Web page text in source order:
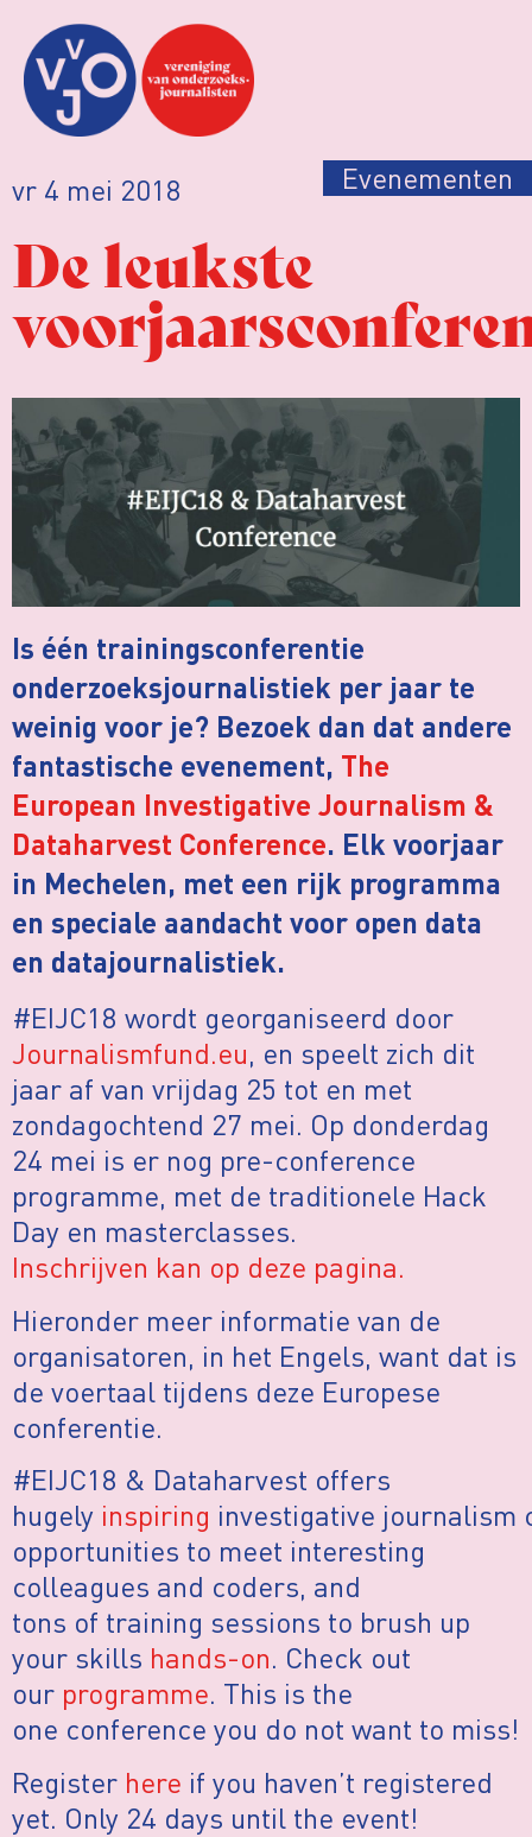
vr 4 mei 2018 Evenementen
De leukste
Is één trainingsconferentie
onderzoeksjournalistiek per jaar te
weinig voor je? Bezoek dan dat andere
fantastische evenement, The
European Investigative Journalism &
Dataharvest Conference. Elk voorjaar
in Mechelen, met een rijk programma
en speciale aandacht voor open data
en datajournalistiek.
#EIJC18 wordt georganiseerd door
Journalismfund.eu, en speelt zich dit
jaar af van vrijdag 25 tot en met
zondagochtend 27 mei. Op donderdag
24 mei is er nog pre-conference
programme, met de traditionele Hack
Day en masterclasses.
Inschrijven kan op deze pagina.
Hieronder meer informatie van de
organisatoren, in het Engels, want dat is
de voertaal tijdens deze Europese
conferentie.
#EIJC18 & Dataharvest offers
hugely inspiring investigative journalism
opportunities to meet interesting
colleagues and coders, and
tons of training sessions to brush up
your skills hands-on. Check out
our programme. This is the
one conference you do not want to miss!
Register here if you haven’t registered
yet. Only 24 days until the event!